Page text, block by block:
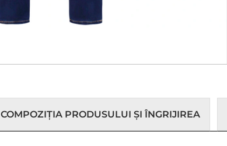
COMPOZIȚIA PRODUSULUI ȘI ÎNGRIJIREA